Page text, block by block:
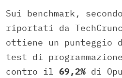
Sui benchmark,
riportati da
ottiene un punteggio
test di
contro il 69,2% di